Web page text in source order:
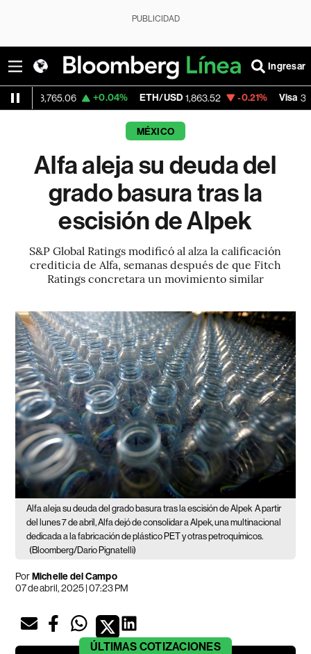
PUBLICIDAD
Ingresar
+0.04% ETH/USD 1,863.52 -0.21% Visa 365.67 -
MÉXICO
Alfa aleja su deuda del
grado basura tras la
escisión de Alpek
S&P Global Ratings modificó al alza la calificación
crediticia de Alfa, semanas después de que Fitch
Ratings concretara un movimiento similar
Alfa aleja su deuda del grado basura tras la escisión de Alpek A partir
del lunes 7 de abril, Alfa dejó de consolidar a Alpek, una multinacional
dedicada a la fabricación de plástico PET y otras petroquímicos.
(Bloomberg/Dario Pignatelli)
PorMichelle del Campo
07 de abril, 2025 | 07:23 PM
ÚLTIMAS COTIZACIONES